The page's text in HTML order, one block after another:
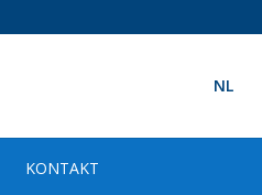
NL
KONTAKT